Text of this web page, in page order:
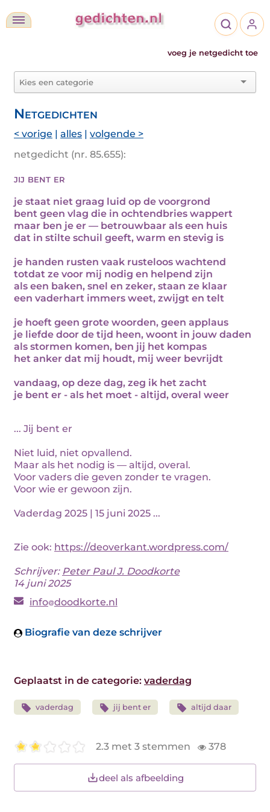
voeg je netgedicht toe
Netgedichten
< vorige | alles | volgende >
netgedicht (nr. 85.655):
jij bent er
je staat niet graag luid op de voorgrond
bent geen vlag die in ochtendbries wappert
maar ben je er — betrouwbaar als een huis
dat in stilte schuil geeft, warm en stevig is
je handen rusten vaak rusteloos wachtend
totdat ze voor mij nodig en helpend zijn
als een baken, snel en zeker, staan ze klaar
een vaderhart immers weet, zwijgt en telt
je hoeft geen grote woorden, geen applaus
je liefde door de tijd heen, woont in jouw daden
als stormen komen, ben jij het kompas
het anker dat mij houdt, mij weer bevrijdt
vandaag, op deze dag, zeg ik het zacht
je bent er - als het moet - altijd, overal weer
... Jij bent er
Niet luid, niet opvallend.
Maar als het nodig is — altijd, overal.
Voor vaders die geven zonder te vragen.
Voor wie er gewoon zijn.
Vaderdag 2025 | 15 juni 2025 ...
Zie ook: https://deoverkant.wordpress.com/
Schrijver: Peter Paul J. Doodkorte
14 juni 2025
info doodkorte.nl
Biografie van deze schrijver
Geplaatst in de categorie: vaderdag
vaderdag jij bent er altijd daar
2.3 met 3 stemmen 378
deel als afbeelding